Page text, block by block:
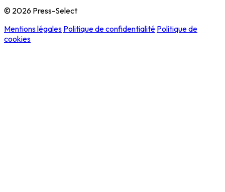
© 2026 Press-Select
Mentions légales Politique de confidentialité Politique de
cookies